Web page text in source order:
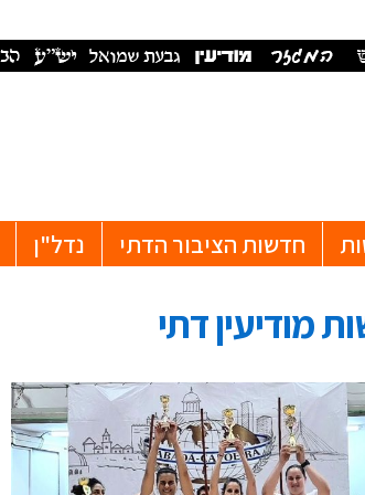
חדשות הציבור הדתי נדל"ן
מודיעין דתי